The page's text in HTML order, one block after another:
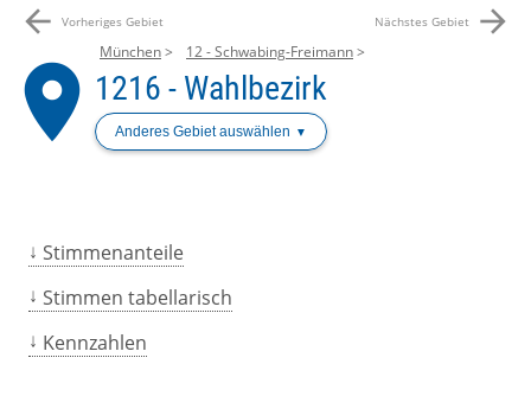
arrow_back Vorheriges Gebiet Nächstes Gebiet arrow_forward
place
München 12 - Schwabing-Freimann
1216 - Wahlbezirk
Anderes Gebiet auswählen
Stimmenanteile
Stimmen tabellarisch
Kennzahlen